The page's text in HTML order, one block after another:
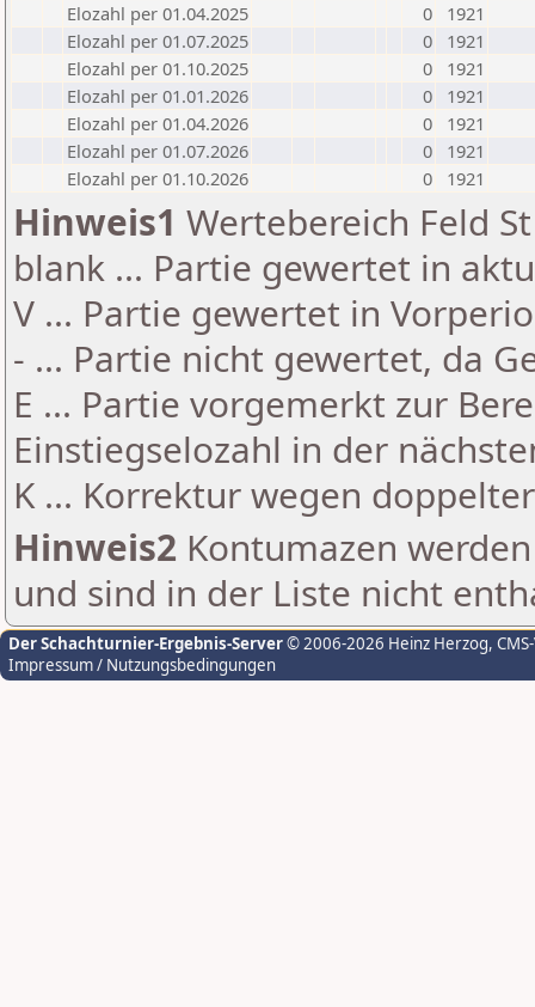
Elozahl per 01.04.2025
0
1921
Elozahl per 01.07.2025
0
1921
Elozahl per 01.10.2025
0
1921
Elozahl per 01.01.2026
0
1921
Elozahl per 01.04.2026
0
1921
Elozahl per 01.07.2026
0
1921
Elozahl per 01.10.2026
0 1921
Hinweis1 Wertebereich Feld
blank ... Partie gewertet in
V ... Partie gewertet in
- ... Partie nicht gewertet, da
E ... Partie vorgemerkt zur
Einstiegselozahl in der
K ... Korrektur wegen
Hinweis2 Kontumazen
und sind in der Liste nicht
Der Schachturnier-Ergebnis-Server© 2006-2026 Heinz Herzog,
Impressum / Nutzungsbedingungen